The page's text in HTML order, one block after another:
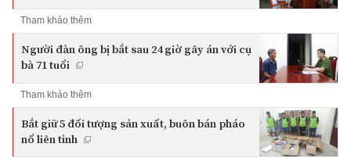
Tham khảo thêm
Người đàn ông bị bắt sau 24 giờ gây án với cụ
bà 71 tuổi
Tham khảo thêm
Bắt giữ 5 đối tượng sản xuất, buôn bán pháo
nổ liên tỉnh